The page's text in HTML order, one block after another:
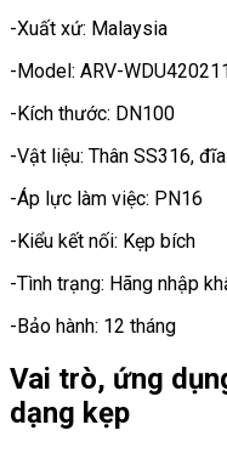
-Xuất xứ: Malaysia
-Model: ARV-WDU420211
-Kích thước: DN100
-Vật liệu: Thân SS316,
-Áp lực làm việc: PN16
-Kiểu kết nối: Kẹp bích
-Tình trạng: Hãng nhập
-Bảo hành: 12 tháng
Vai trò, ứng
dạng kẹp